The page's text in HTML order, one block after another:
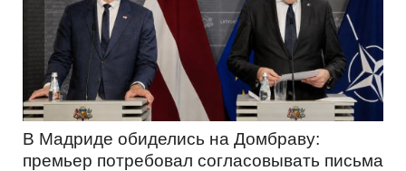
В Мадриде обиделись на Домбраву:
премьер потребовал согласовывать письма